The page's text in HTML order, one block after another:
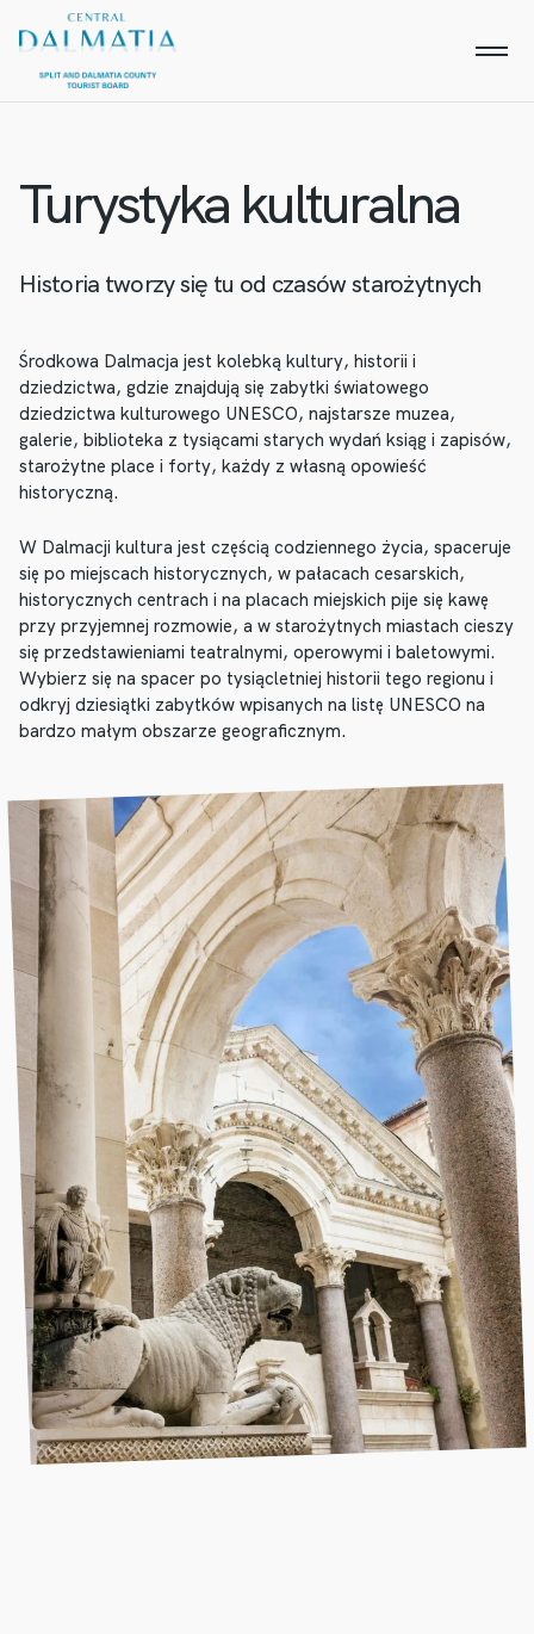
Turystyka kulturalna
Historia tworzy się tu od czasów starożytnych
Środkowa Dalmacja jest kolebką kultury, historii i
dziedzictwa, gdzie znajdują się zabytki światowego
dziedzictwa kulturowego UNESCO, najstarsze muzea,
galerie, biblioteka z tysiącami starych wydań ksiąg i zapisów,
starożytne place i forty, każdy z własną opowieść
historyczną.
W Dalmacji kultura jest częścią codziennego życia, spaceruje
się po miejscach historycznych, w pałacach cesarskich,
historycznych centrach i na placach miejskich pije się kawę
przy przyjemnej rozmowie, a w starożytnych miastach cieszy
się przedstawieniami teatralnymi, operowymi i baletowymi.
Wybierz się na spacer po tysiącletniej historii tego regionu i
odkryj dziesiątki zabytków wpisanych na listę UNESCO na
bardzo małym obszarze geograficznym.